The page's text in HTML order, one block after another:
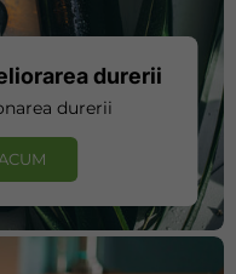
durerii
durerii